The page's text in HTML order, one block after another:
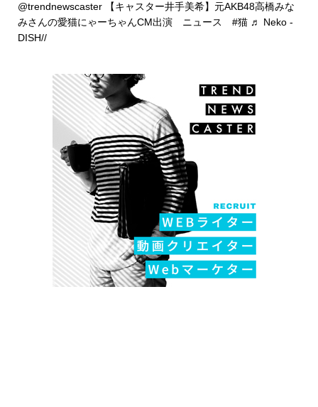
@trendnewscaster【キャスター井手美希】元AKB48高橋みな
みさんの愛猫にゃーちゃんCM出演 ニュース #猫 ♬ Neko -
DISH//